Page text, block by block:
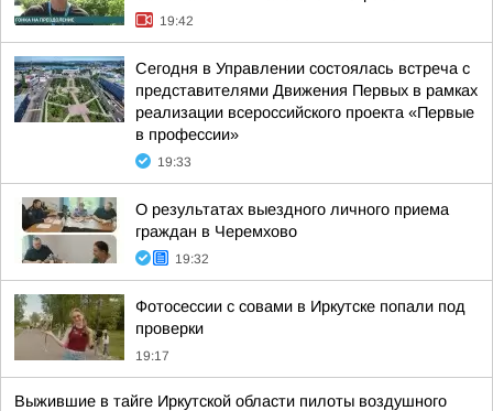
19:42
Сегодня в Управлении состоялась встреча с
представителями Движения Первых в рамках
реализации всероссийского проекта «Первые
в профессии»
19:33
О результатах выездного личного приема
граждан в Черемхово
19:32
Фотосессии с совами в Иркутске попали под
проверки
19:17
Выжившие в тайге Иркутской области пилоты воздушного